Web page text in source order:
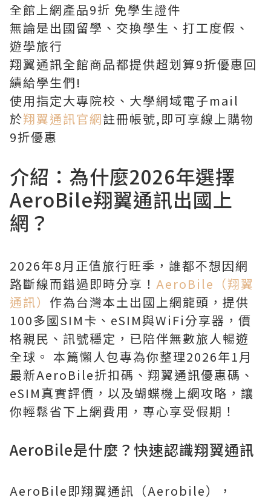
全館上網產品9折 免學生證件
無論是出國留學、交換學生、打工度假、
遊學旅行
翔翼通訊全館商品都提供超划算9折優惠回
績給學生們!
使用指定大專院校、大學網域電子mail
於翔翼通訊官網註冊帳號,即可享線上購物
9折優惠
介紹：為什麼2026年選擇
AeroBile翔翼通訊出國上
網？
2026年8月正值旅行旺季，誰都不想因網
路斷線而錯過即時分享！ AeroBile（翔翼
通訊） 作為台灣本土出國上網龍頭，提供
100多國SIM卡、eSIM與WiFi分享器，價
格親民、訊號穩定，已陪伴無數旅人暢遊
全球。 本篇懶人包專為你整理2026年1月
最新AeroBile折扣碼、翔翼通訊優惠碼、
eSIM真實評價，以及蝴蝶機上網攻略，讓
你輕鬆省下上網費用，專心享受假期！
AeroBile是什麼？快速認識翔翼通訊
AeroBile即翔翼通訊（Aerobile），